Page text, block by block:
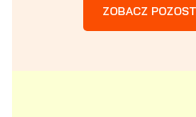
ZOBACZ